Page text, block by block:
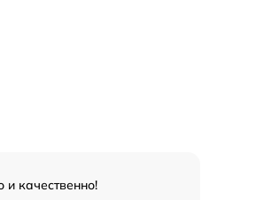
качественно!